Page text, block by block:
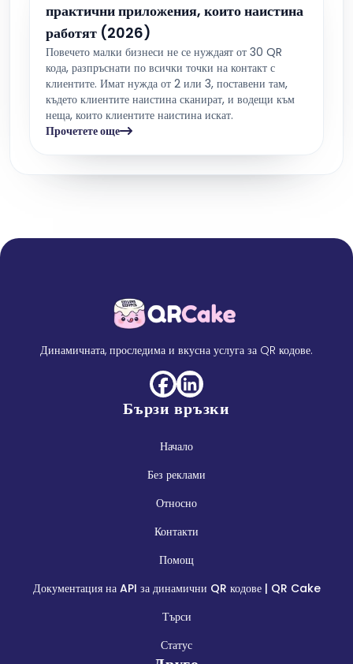
практични приложения, които наистина
работят (2026)
Повечето малки бизнеси не се нуждаят от 30 QR
кода, разпръснати по всички точки на контакт с
клиентите. Имат нужда от 2 или 3, поставени там,
където клиентите наистина сканират, и водещи към
неща, които клиентите наистина искат.
Прочетете още
Динамичната, проследима и вкусна услуга за QR кодове.
Бързи връзки
Начало
Без реклами
Относно
Контакти
Помощ
Документация на API за динамични QR кодове | QR Cake
Търси
Статус